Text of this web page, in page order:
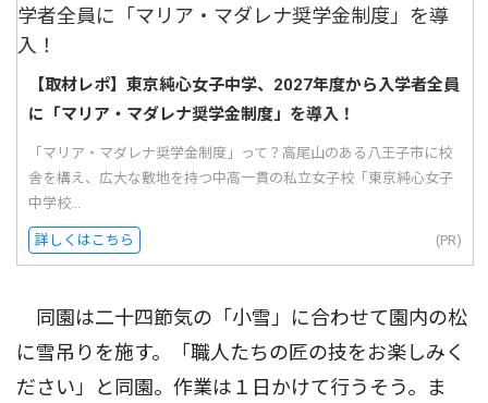
【取材レポ】東京純心女子中学、2027年度から入学者全員
に「マリア・マダレナ奨学金制度」を導入！
「マリア・マダレナ奨学金制度」って？高尾山のある八王子市に校
舎を構え、広大な敷地を持つ中高一貫の私立女子校「東京純心女子
中学校...
詳しくはこちら (PR)
同園は二十四節気の「小雪」に合わせて園内の松
に雪吊りを施す。「職人たちの匠の技をお楽しみく
ださい」と同園。作業は１日かけて行うそう。ま